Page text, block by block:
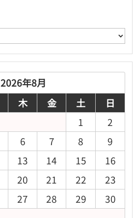
2026年8月
木 金 土
日
1
2
6 7 8
9
13 14 15
16
20 21 22
23
27 28 29
30